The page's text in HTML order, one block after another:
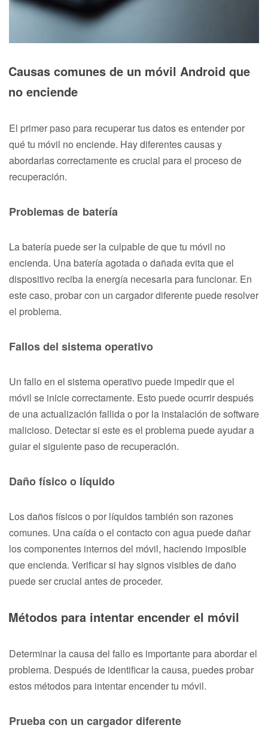
Causas comunes de un móvil Android que
no enciende
El primer paso para recuperar tus datos es entender por
qué tu móvil no enciende. Hay diferentes causas y
abordarlas correctamente es crucial para el proceso de
recuperación.
Problemas de batería
La batería puede ser la culpable de que tu móvil no
encienda. Una batería agotada o dañada evita que el
dispositivo reciba la energía necesaria para funcionar. En
este caso, probar con un cargador diferente puede resolver
el problema.
Fallos del sistema operativo
Un fallo en el sistema operativo puede impedir que el
móvil se inicie correctamente. Esto puede ocurrir después
de una actualización fallida o por la instalación de software
malicioso. Detectar si este es el problema puede ayudar a
guiar el siguiente paso de recuperación.
Daño físico o líquido
Los daños físicos o por líquidos también son razones
comunes. Una caída o el contacto con agua puede dañar
los componentes internos del móvil, haciendo imposible
que encienda. Verificar si hay signos visibles de daño
puede ser crucial antes de proceder.
Métodos para intentar encender el móvil
Determinar la causa del fallo es importante para abordar el
problema. Después de identificar la causa, puedes probar
estos métodos para intentar encender tu móvil.
Prueba con un cargador diferente